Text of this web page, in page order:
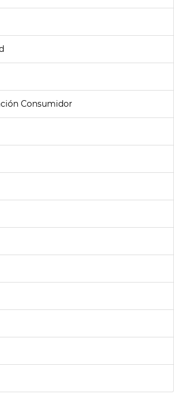
Consumidor